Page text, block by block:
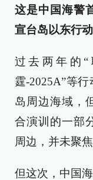
这是中国海警
宣台岛以东行动
过去两年的“
霆-2025A”等
岛周边海域，
合演训的一部
周边，并未聚
但这次，中国